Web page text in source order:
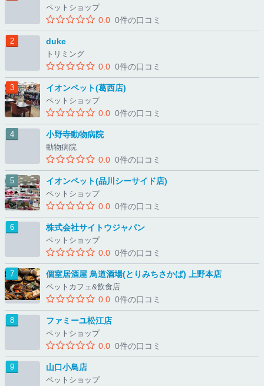
ペットショップ
0.0 0件の口コミ
duke
トリミング
0.0 0件の口コミ
イオンペット(葛西店)
ペットショップ
0.0 0件の口コミ
小野寺動物病院
動物病院
0.0 0件の口コミ
イオンペット(品川シーサイド店)
ペットショップ
0.0 0件の口コミ
株式会社サイトウジャパン
ペットショップ
0.0 0件の口コミ
個室居酒屋 鳥道酒場(とりみちさかば) 上野本店
ペットカフェ&飲食店
0.0 0件の口コミ
ファミーユ松江店
ペットショップ
0.0 0件の口コミ
山口小鳥店
ペットショップ